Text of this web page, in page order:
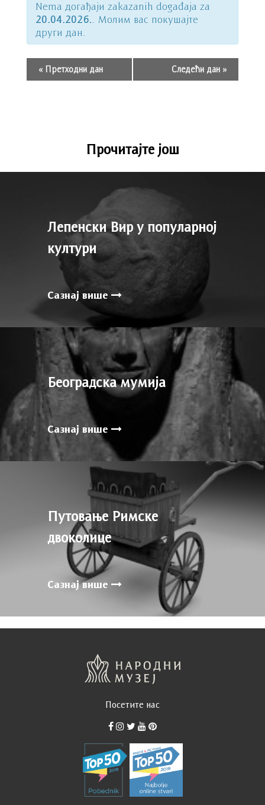
Nema догађаји zakazanih događaja za
20.04.2026.. Молим вас покушајте
други дан.
«Претходни дан Следећи дан »
Прочитајте још
Лепенски Вир у популарној
култури
Сазнај више
Београдска мумија
Сазнај више
Путовање Римске
двоколице
Сазнај више
Посетите нас